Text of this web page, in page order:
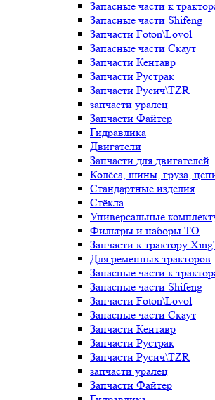
Запасные части к
Запасные части Shifeng
Запчасти Foton\Lovol
Запасные части Скаут
Запчасти Кентавр
Запчасти Рустрак
Запчасти Русич\TZR
запчасти уралец
Запчасти Файтер
Гидравлика
Двигатели
Запчасти для двигателей
Колёса, шины, груза,
Стандартные изделия
Стёкла
Универсальные
Фильтры и наборы ТО
Запчасти к трактору
Для ременных тракторов
Запасные части к
Запасные части Shifeng
Запчасти Foton\Lovol
Запасные части Скаут
Запчасти Кентавр
Запчасти Рустрак
Запчасти Русич\TZR
запчасти уралец
Запчасти Файтер